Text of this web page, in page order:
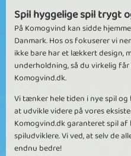
Spil hyggelige spil trygt
På Komogvind kan sidde
Danmark. Hos os fokuserer vi
ikke bare har et lækkert design,
underholdning, så du virkelig
Komogvind.dk.
Vi tænker hele tiden i nye spil
at udvikle videre på vores
Komogvind.dk garanteret spil
spiludviklere. Vi ved, at selv de
endnu bedre!